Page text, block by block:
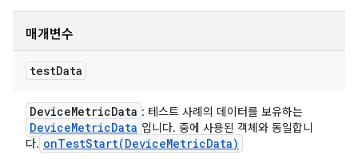
매개변수
testData
DeviceMetricData : 테스트 사례의 데이터를 보유하는
DeviceMetricData 입니다. 중에 사용된 객체와 동일합니
다. onTestStart(DeviceMetricData)